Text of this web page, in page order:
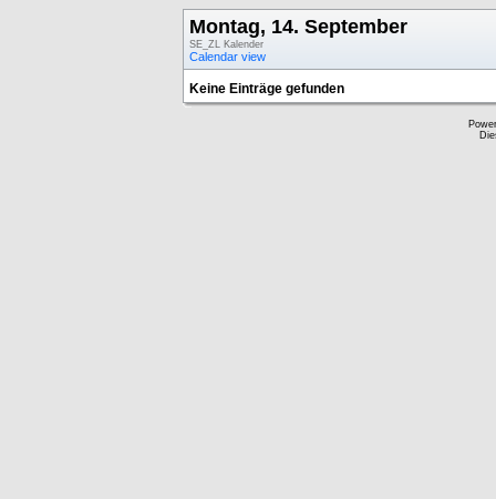
Montag, 14. September
SE_ZL Kalender
Calendar view
Keine Einträge gefunden